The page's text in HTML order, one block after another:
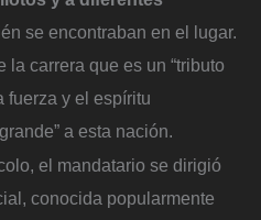
se encontraban en el lugar.
carrera que es un “tributo
fuerza y el espíritu
a esta nación.
el mandatario se dirigió
conocida popularmente